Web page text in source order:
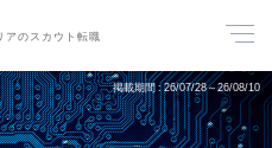
アのスカウト転職
掲載期間 26/07/28～26/08/10